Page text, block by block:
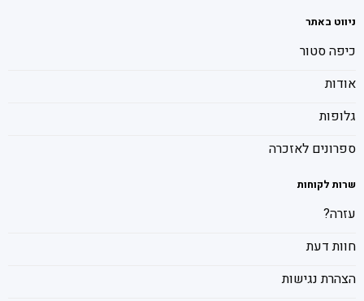
ניווט באתר
כיפה סטור
אודות
גלופות
ספרונים לאזכרה
שרות לקוחות
עזרה?
חוות דעת
הצהרת נגישות